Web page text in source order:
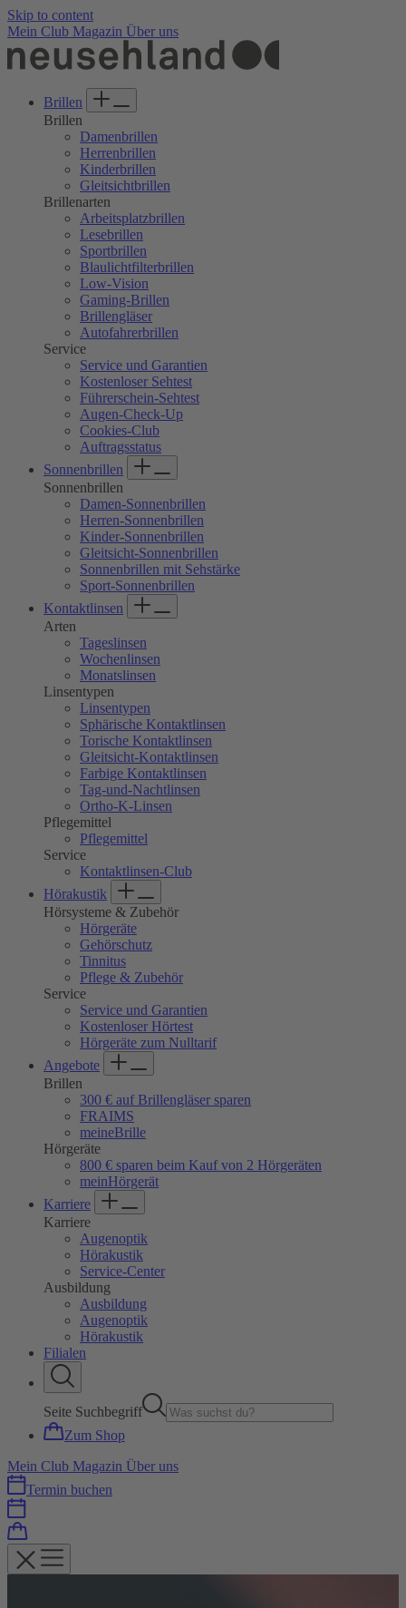
Skip to content
Mein Club Magazin Über uns
Brillen
Brillen
Damenbrillen
Herrenbrillen
Kinderbrillen
Gleitsichtbrillen
Brillenarten
Arbeitsplatzbrillen
Lesebrillen
Sportbrillen
Blaulichtfilterbrillen
Low-Vision
Gaming-Brillen
Brillengläser
Autofahrerbrillen
Service
Service und Garantien
Kostenloser Sehtest
Führerschein-Sehtest
Augen-Check-Up
Cookies-Club
Auftragsstatus
Sonnenbrillen
Sonnenbrillen
Damen-Sonnenbrillen
Herren-Sonnenbrillen
Kinder-Sonnenbrillen
Gleitsicht-Sonnenbrillen
Sonnenbrillen mit Sehstärke
Sport-Sonnenbrillen
Kontaktlinsen
Arten
Tageslinsen
Wochenlinsen
Monatslinsen
Linsentypen
Linsentypen
Sphärische Kontaktlinsen
Torische Kontaktlinsen
Gleitsicht-Kontaktlinsen
Farbige Kontaktlinsen
Tag-und-Nachtlinsen
Ortho-K-Linsen
Pflegemittel
Pflegemittel
Service
Kontaktlinsen-Club
Hörakustik
Hörsysteme & Zubehör
Hörgeräte
Gehörschutz
Tinnitus
Pflege & Zubehör
Service
Service und Garantien
Kostenloser Hörtest
Hörgeräte zum Nulltarif
Angebote
Brillen
300 € auf Brillengläser sparen
FRAIMS
meineBrille
Hörgeräte
800 € sparen beim Kauf von 2 Hörgeräten
meinHörgerät
Karriere
Karriere
Augenoptik
Hörakustik
Service-Center
Ausbildung
Ausbildung
Augenoptik
Hörakustik
Filialen
Seite Suchbegriff
Zum Shop
Mein Club Magazin Über uns
Termin buchen